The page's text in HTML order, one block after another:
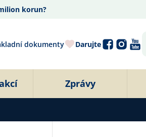
korun?
dokumenty Darujte
Zprávy